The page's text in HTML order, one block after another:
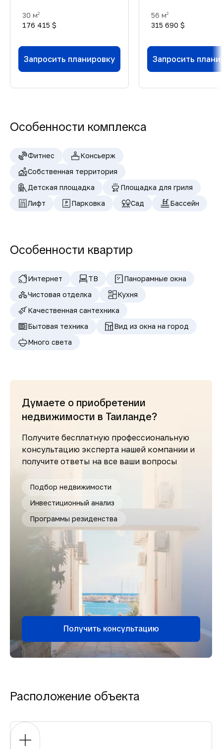
30 м2
176 415 $
Запросить планировку
56 м2
315 690 $
Запросить
Особенности комплекса
Фитнес
Консьерж
Собственная территория
Детская площадка
Площадка для гриля
Лифт
Парковка Сад Бассейн
Особенности квартир
Интернет ТВ
Панорамные окна
Чистовая отделка
Кухня
Качественная сантехника
Бытовая техника
Вид из окна на город
Много света
Думаете о приобретении
недвижимости в Таиланде?
Получите бесплатную профессиональную
консультацию эксперта нашей компании и
получите ответы на все ваши вопросы
Подбор недвижимости
Инвестиционный анализ
Программы резиденства
Получить консультацию
Расположение объекта